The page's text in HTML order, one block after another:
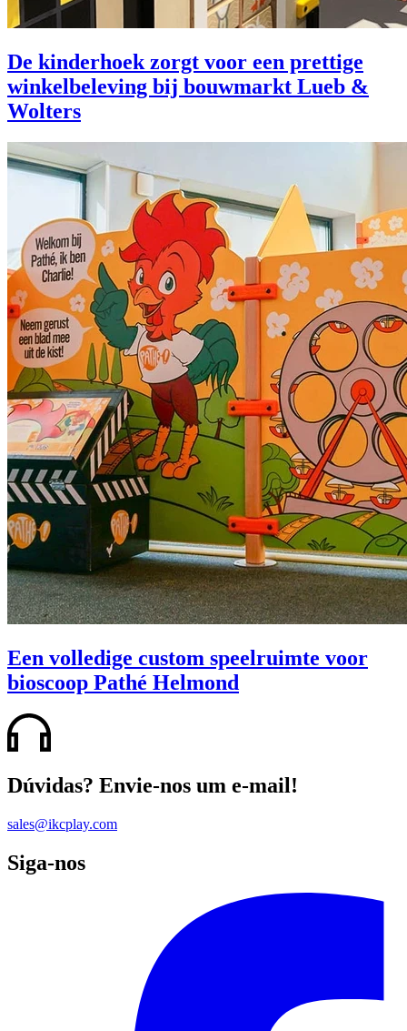
De kinderhoek zorgt voor een prettige
winkelbeleving bij bouwmarkt Lueb &
Wolters
Een volledige custom speelruimte voor
bioscoop Pathé Helmond
Dúvidas? Envie-nos um e-mail!
sales@ikcplay.com
Siga-nos